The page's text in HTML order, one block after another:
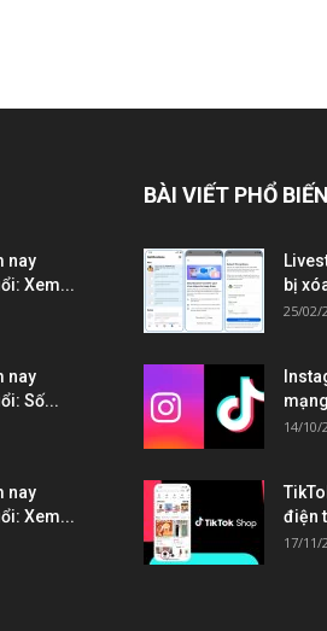
nay
Xem...
nay
Số...
nay
Xem...
BÀI VIẾT PHỔ BIẾN
bị
25/02/
14/10/
điện
17/11/